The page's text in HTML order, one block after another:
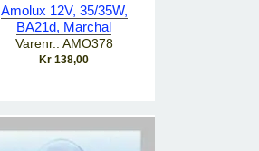
Amolux 12V, 35/35W,
BA21d, Marchal
Varenr.: AMO378
Kr 138,00